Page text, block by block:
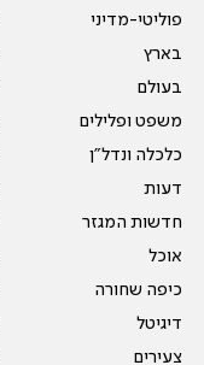
פוליטי-מדיני
בארץ
בעולם
משפט ופלילים
כלכלה ונדל"ן
דעות
חדשות המגזר
אוכל
כיפה שחורה
דיגיטל
צעירים